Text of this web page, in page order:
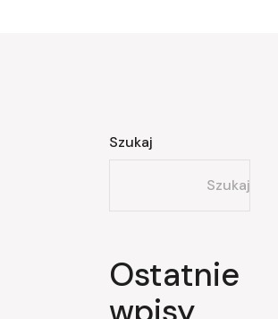
Szukaj
Szukaj
Ostatnie